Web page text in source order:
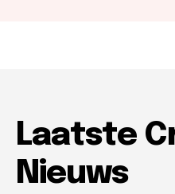
Laatste
Nieuws